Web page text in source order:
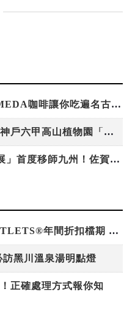
台灣吃不到！和風版KOMEDA咖啡讓你吃遍名古屋在地美食
稀有「飛天白鷺」綻放！神戶六甲高山植物園「鷺草」珍貴現身
220萬人次朝聖「吉卜力展」首度移師九州！佐賀站早鳥平日套票8/10搶先開賣
把握日本PREMIUM OUTLETS®年間折扣檔期 越買越划算
黑川溫泉湯明點燈
正確處理方式報你知